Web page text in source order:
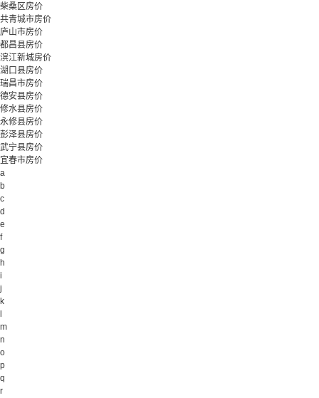
柴桑区房价
共青城市房价
庐山市房价
都昌县房价
滨江新城房价
湖口县房价
瑞昌市房价
德安县房价
修水县房价
永修县房价
彭泽县房价
武宁县房价
宜春市房价
a
b
c
d
e
f
g
h
i
j
k
m
n
o
p
q
r